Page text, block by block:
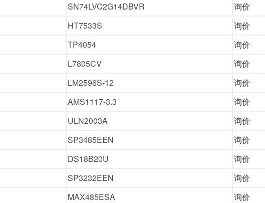
SN74LVC2G14DBVR
询价
HT7533S
询价
TP4054
询价
L7805CV
询价
LM2596S-12
询价
AMS1117-3.3
询价
ULN2003A
询价
SP3485EEN
询价
DS18B20U
询价
SP3232EEN
询价
MAX485ESA
询价